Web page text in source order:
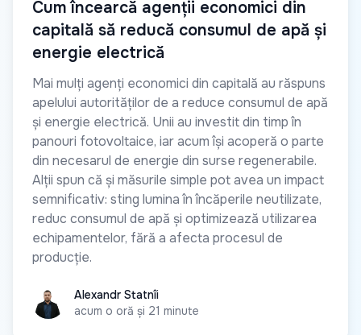
Cum încearcă agenții economici din
capitală să reducă consumul de apă și
energie electrică
Mai mulți agenți economici din capitală au răspuns
apelului autorităților de a reduce consumul de apă
și energie electrică. Unii au investit din timp în
panouri fotovoltaice, iar acum își acoperă o parte
din necesarul de energie din surse regenerabile.
Alții spun că și măsurile simple pot avea un impact
semnificativ: sting lumina în încăperile neutilizate,
reduc consumul de apă și optimizează utilizarea
echipamentelor, fără a afecta procesul de
producție.
Alexandr Statnîi
Alexandr Statnîi
acum o oră și 21 minute